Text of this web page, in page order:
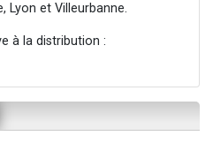
Lyon et Villeurbanne.
à la distribution :